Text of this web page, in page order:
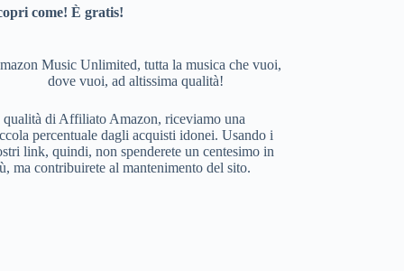
come! È gratis!
Music Unlimited, tutta la musica che vuoi,
dove vuoi, ad altissima qualità!
qualità di Affiliato Amazon, riceviamo una
percentuale dagli acquisti idonei. Usando i
link, quindi, non spenderete un centesimo in
ma contribuirete al mantenimento del sito.